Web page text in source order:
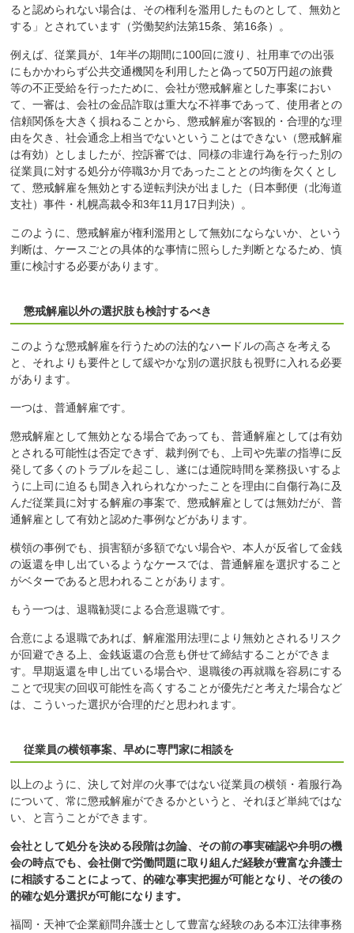
ると認められない場合は、その権利を濫用したものとして、無効と
する」とされています（労働契約法第15条、第16条）。
例えば、従業員が、1年半の期間に100回に渡り、社用車での出張
にもかかわらず公共交通機関を利用したと偽って50万円超の旅費
等の不正受給を行ったために、会社が懲戒解雇とした事案におい
て、一審は、会社の金品詐取は重大な不祥事であって、使用者との
信頼関係を大きく損ねることから、懲戒解雇が客観的・合理的な理
由を欠き、社会通念上相当でないということはできない（懲戒解雇
は有効）としましたが、控訴審では、同様の非違行為を行った別の
従業員に対する処分が停職3か月であったこととの均衡を欠くとし
て、懲戒解雇を無効とする逆転判決が出ました（日本郵便（北海道
支社）事件・札幌高裁令和3年11月17日判決）。
このように、懲戒解雇が権利濫用として無効にならないか、という
判断は、ケースごとの具体的な事情に照らした判断となるため、慎
重に検討する必要があります。
懲戒解雇以外の選択肢も検討するべき
このような懲戒解雇を行うための法的なハードルの高さを考える
と、それよりも要件として緩やかな別の選択肢も視野に入れる必要
があります。
一つは、普通解雇です。
懲戒解雇として無効となる場合であっても、普通解雇としては有効
とされる可能性は否定できず、裁判例でも、上司や先輩の指導に反
発して多くのトラブルを起こし、遂には通院時間を業務扱いするよ
うに上司に迫るも聞き入れられなかったことを理由に自傷行為に及
んだ従業員に対する解雇の事案で、懲戒解雇としては無効だが、普
通解雇として有効と認めた事例などがあります。
横領の事例でも、損害額が多額でない場合や、本人が反省して金銭
の返還を申し出ているようなケースでは、普通解雇を選択すること
がベターであると思われることがあります。
もう一つは、退職勧奨による合意退職です。
合意による退職であれば、解雇濫用法理により無効とされるリスク
が回避できる上、金銭返還の合意も併せて締結することができま
す。早期返還を申し出ている場合や、退職後の再就職を容易にする
ことで現実の回収可能性を高くすることが優先だと考えた場合など
は、こういった選択が合理的だと思われます。
従業員の横領事案、早めに専門家に相談を
以上のように、決して対岸の火事ではない従業員の横領・着服行為
について、常に懲戒解雇ができるかというと、それほど単純ではな
い、と言うことができます。
会社として処分を決める段階は勿論、その前の事実確認や弁明の機
会の時点でも、会社側で労働問題に取り組んだ経験が豊富な弁護士
に相談することによって、的確な事実把握が可能となり、その後の
的確な処分選択が可能になります。
福岡・天神で企業顧問弁護士として豊富な経験のある本江法律事務